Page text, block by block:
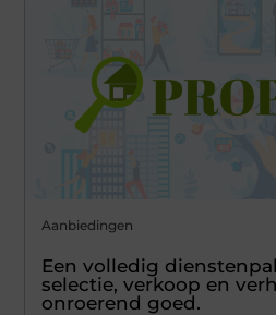
Aanbiedingen
Een volledig
selectie, verkoop en
onroerend goed.